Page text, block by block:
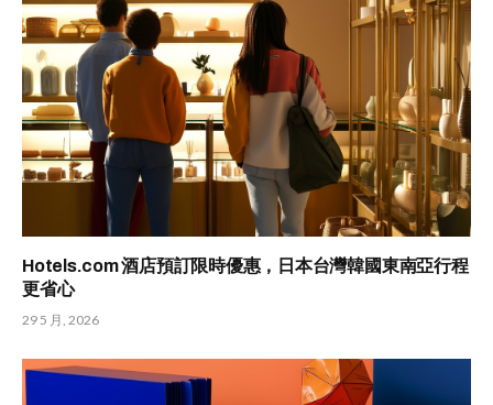
Hotels.com 酒店預訂限時優惠，日本台灣韓國東南亞行程
更省心
29 5 月, 2026